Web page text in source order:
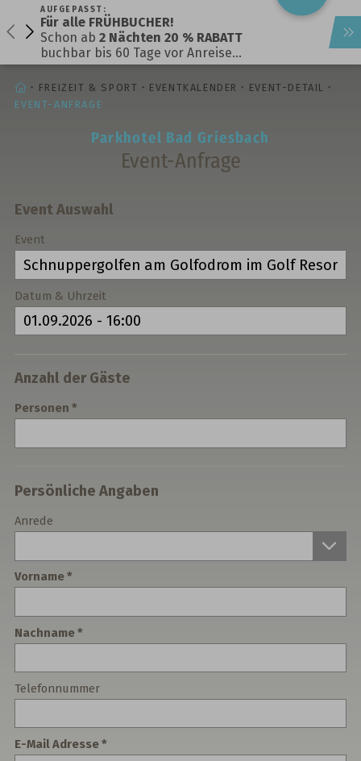
AUFGEPASST:
Für alle FRÜHBUCHER!
Schon ab 2 Nächten 20 % RABATT
buchbar bis 60 Tage vor Anreise…
STARTSEITE
FREIZEIT & SPORT EVENTKALENDER
EVENT-DETAIL
EVENT-ANFRAGE
Parkhotel Bad Griesbach
Event-Anfrage
Event Auswahl
Event
Datum & Uhrzeit
Anzahl der Gäste
Personen
Persönliche Angaben
Anrede
Vorname
Nachname
Telefonnummer
E-Mail Adresse